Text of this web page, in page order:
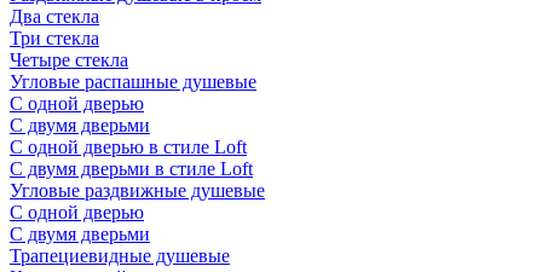
Два стекла
Три стекла
Четыре стекла
Угловые распашные душевые
С одной дверью
С двумя дверьми
С одной дверью в стиле Loft
С двумя дверьми в стиле Loft
Угловые раздвижные душевые
С одной дверью
С двумя дверьми
Трапециевидные душевые